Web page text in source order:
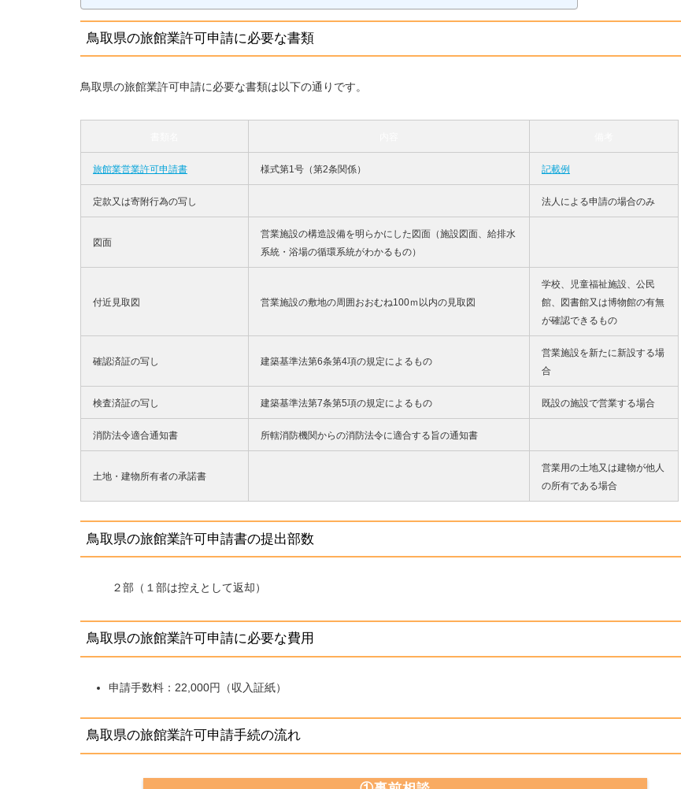
鳥取県の旅館業許可申請に必要な書類
鳥取県の旅館業許可申請に必要な書類は以下の通りです。
旅館業営業許可申請書 様式第1号（第2条関係） 記載例
定款又は寄附行為の写し 法人による申請の場合のみ
図面
営業施設の構造設備を明らかにした図面（施設図面、給排水
系統・浴場の循環系統がわかるもの）
付近見取図 営業施設の敷地の周囲おおむね100ｍ以内の見取図
学校、児童福祉施設、公民
館、図書館又は博物館の有無
が確認できるもの
確認済証の写し 建築基準法第6条第4項の規定によるもの
営業施設を新たに新設する場
合
検査済証の写し 建築基準法第7条第5項の規定によるもの 既設の施設で営業する場合
消防法令適合通知書 所轄消防機関からの消防法令に適合する旨の通知書
土地・建物所有者の承諾書
営業用の土地又は建物が他人
の所有である場合
鳥取県の旅館業許可申請書の提出部数
２部（１部は控えとして返却）
鳥取県の旅館業許可申請に必要な費用
申請手数料：22,000円（収入証紙）
鳥取県の旅館業許可申請手続の流れ